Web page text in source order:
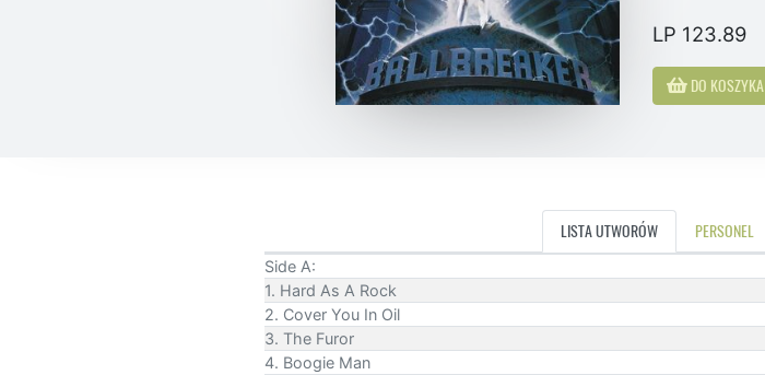
LP 123.89
DO KOSZYKA
LISTA UTWORÓW PERSONEL
Side A:
1. Hard As A Rock
2. Cover You In Oil
3. The Furor
4. Boogie Man